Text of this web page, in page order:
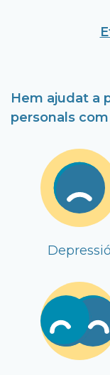
Hem ajudat a
personals
Depressió